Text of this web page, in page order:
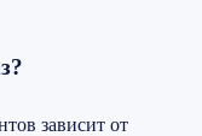
зависит от